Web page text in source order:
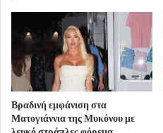
Βραδινή εμφάνιση στα
Ματογιάννια της Μυκόνου με